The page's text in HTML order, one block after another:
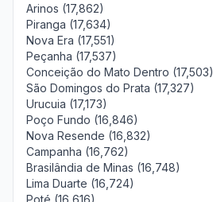
Arinos (17,862)
Piranga (17,634)
Nova Era (17,551)
Peçanha (17,537)
Conceição do Mato Dentro (17,503)
São Domingos do Prata (17,327)
Urucuia (17,173)
Poço Fundo (16,846)
Nova Resende (16,832)
Campanha (16,762)
Brasilândia de Minas (16,748)
Lima Duarte (16,724)
Poté (16,616)